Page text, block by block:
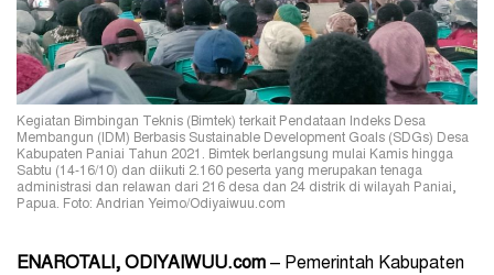
Kegiatan Bimbingan Teknis (Bimtek) terkait Pendataan Indeks Desa
Membangun (IDM) Berbasis Sustainable Development Goals (SDGs) Desa
Kabupaten Paniai Tahun 2021. Bimtek berlangsung mulai Kamis hingga
Sabtu (14-16/10) dan diikuti 2.160 peserta yang merupakan tenaga
administrasi dan relawan dari 216 desa dan 24 distrik di wilayah Paniai,
Papua. Foto: Andrian Yeimo/Odiyaiwuu.com
ENAROTALI, ODIYAIWUU.com – Pemerintah Kabupaten